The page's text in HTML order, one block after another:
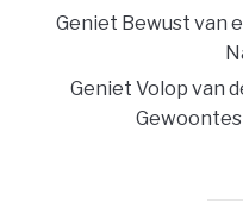
Geniet Bewust van
Geniet Volop van